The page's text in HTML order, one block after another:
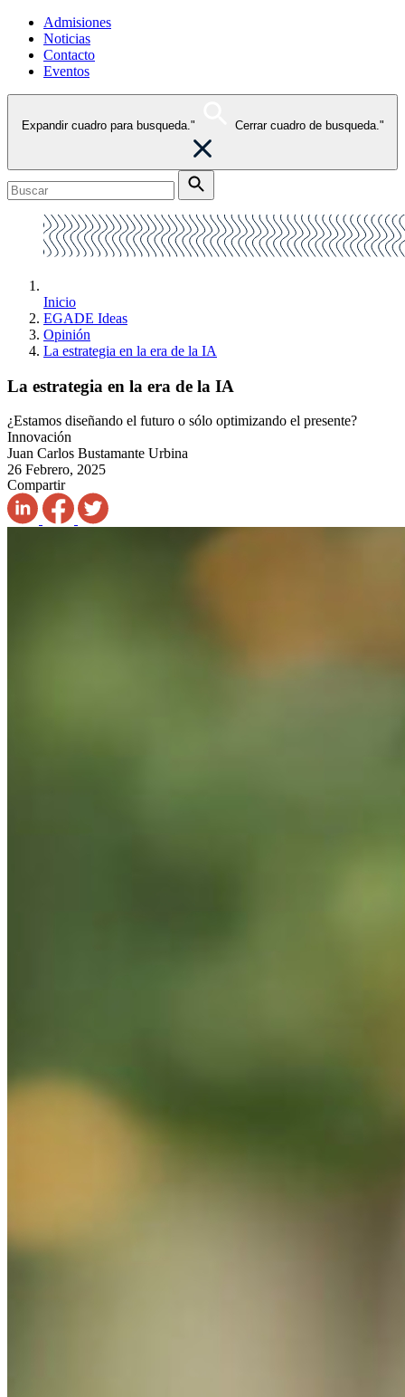
Admisiones
Noticias
Contacto
Eventos
Expandir cuadro para busqueda." Cerrar cuadro de busqueda."
Inicio
EGADE Ideas
Opinión
La estrategia en la era de la IA
La estrategia en la era de la IA
¿Estamos diseñando el futuro o sólo optimizando el presente?
Innovación
Juan Carlos Bustamante Urbina
26 Febrero, 2025
Compartir